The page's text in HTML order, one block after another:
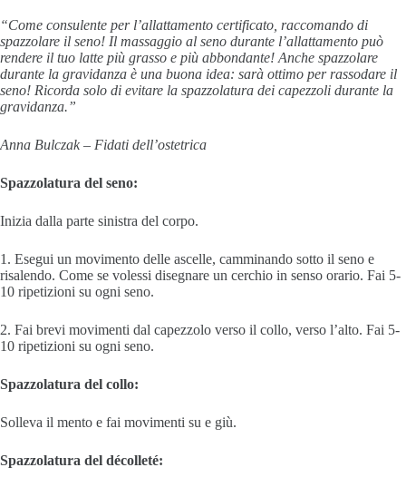
“Come consulente per l’allattamento certificato, raccomando di
spazzolare il seno! Il massaggio al seno durante l’allattamento può
rendere il tuo latte più grasso e più abbondante! Anche spazzolare
durante la gravidanza è una buona idea: sarà ottimo per rassodare il
seno! Ricorda solo di evitare la spazzolatura dei capezzoli durante la
gravidanza.”
Anna Bulczak – Fidati dell’ostetrica
Spazzolatura del seno:
Inizia dalla parte sinistra del corpo.
1. Esegui un movimento delle ascelle, camminando sotto il seno e
risalendo. Come se volessi disegnare un cerchio in senso orario. Fai 5-
10 ripetizioni su ogni seno.
2. Fai brevi movimenti dal capezzolo verso il collo, verso l’alto. Fai 5-
10 ripetizioni su ogni seno.
Spazzolatura del collo:
Solleva il mento e fai movimenti su e giù.
Spazzolatura del décolleté: